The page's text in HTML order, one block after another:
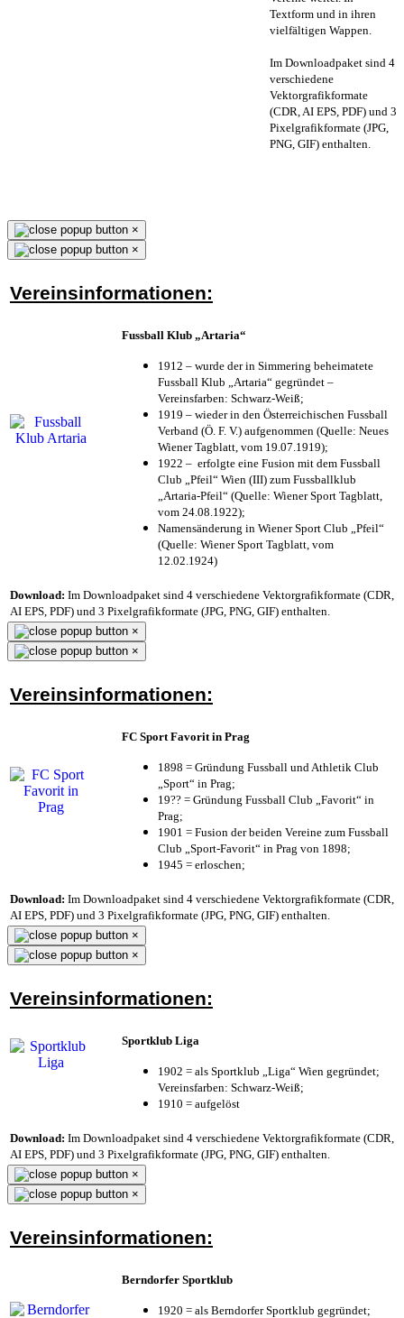
Textform und in ihren
vielfältigen Wappen.
Im Downloadpaket sind 4
verschiedene
Vektorgrafikformate
(CDR, AI EPS, PDF) und 3
Pixelgrafikformate (JPG,
PNG, GIF) enthalten.
×
×
Vereinsinformationen:
Fussball Klub „Artaria“
1912 – wurde der in Simmering beheimatete
Fussball Klub „Artaria“ gegründet –
Vereinsfarben: Schwarz-Weiß;
1919 – wieder in den Österreichischen Fussball
Verband (Ö. F. V.) aufgenommen (Quelle: Neues
Wiener Tagblatt, vom 19.07.1919);
1922 – erfolgte eine Fusion mit dem Fussball
Club „Pfeil“ Wien (III) zum Fussballklub
„Artaria-Pfeil“ (Quelle: Wiener Sport Tagblatt,
vom 24.08.1922);
Namensänderung in Wiener Sport Club „Pfeil“
(Quelle: Wiener Sport Tagblatt, vom
12.02.1924)
Download: Im Downloadpaket sind 4 verschiedene Vektorgrafikformate (CDR,
AI EPS, PDF) und 3 Pixelgrafikformate (JPG, PNG, GIF) enthalten.
×
×
Vereinsinformationen:
FC Sport Favorit in Prag
1898 = Gründung Fussball und Athletik Club
„Sport“ in Prag;
19?? = Gründung Fussball Club „Favorit“ in
Prag;
1901 = Fusion der beiden Vereine zum Fussball
Club „Sport-Favorit“ in Prag von 1898;
1945 = erloschen;
Download: Im Downloadpaket sind 4 verschiedene Vektorgrafikformate (CDR,
AI EPS, PDF) und 3 Pixelgrafikformate (JPG, PNG, GIF) enthalten.
×
×
Vereinsinformationen:
Sportklub Liga
1902 = als Sportklub „Liga“ Wien gegründet;
Vereinsfarben: Schwarz-Weiß;
1910 = aufgelöst
Download: Im Downloadpaket sind 4 verschiedene Vektorgrafikformate (CDR,
AI EPS, PDF) und 3 Pixelgrafikformate (JPG, PNG, GIF) enthalten.
×
×
Vereinsinformationen:
Berndorfer Sportklub
1920 = als Berndorfer Sportklub gegründet;